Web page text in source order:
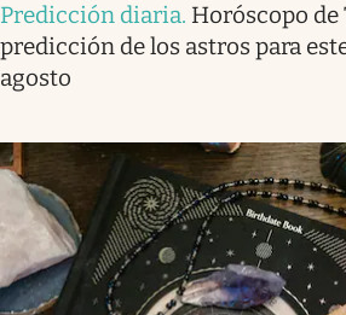
Predicción diaria. Horóscopo de
predicción de los astros para
agosto